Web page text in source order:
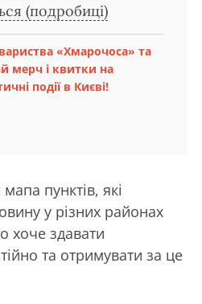
(подробиці)
«Хмарочоса» та
мерч і квитки на
події в Києві!
пунктів, які
у різних районах
хоче здавати
та отримувати за це